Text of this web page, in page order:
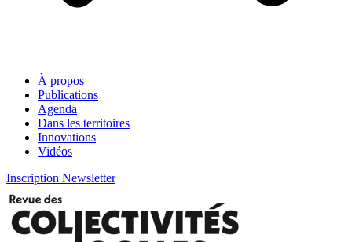
À propos
Publications
Agenda
Dans les territoires
Innovations
Vidéos
Inscription Newsletter